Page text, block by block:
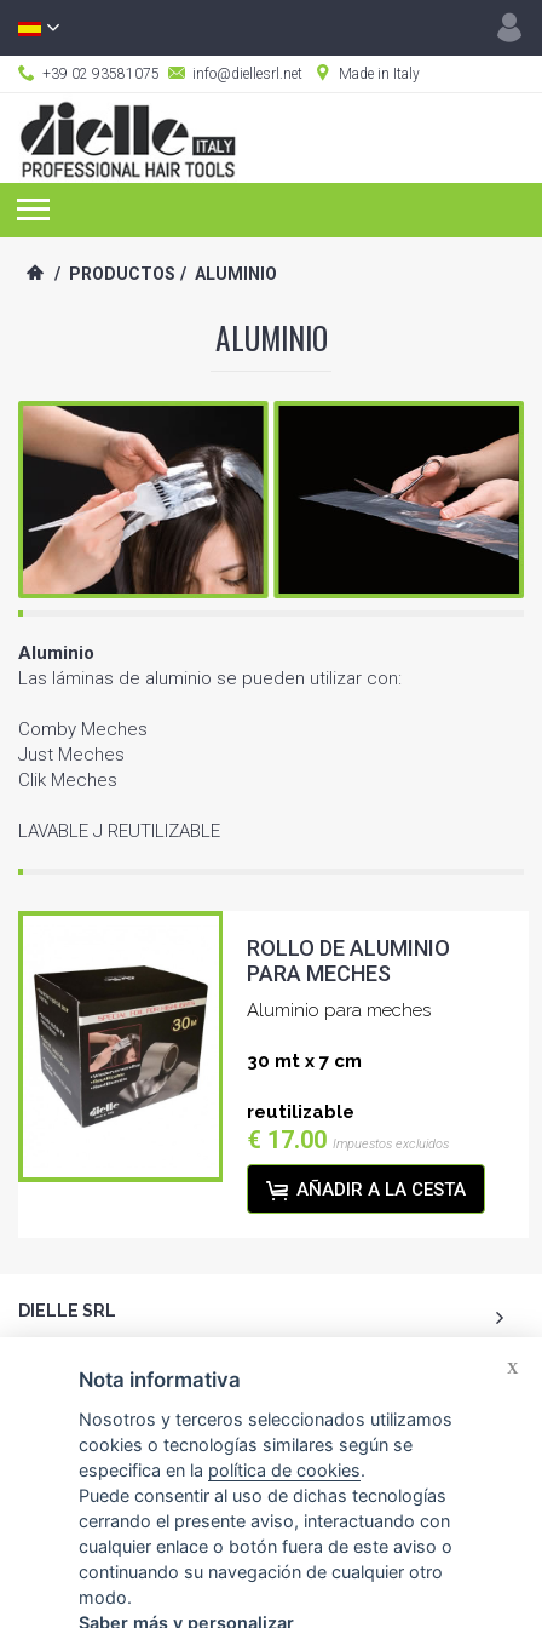
+39 02 93581075 info@diellesrl.net Made in Italy
/ PRODUCTOS / ALUMINIO
ALUMINIO
Aluminio
Las láminas de aluminio se pueden utilizar con:
Comby Meches
Just Meches
Clik Meches
LAVABLE J REUTILIZABLE
ROLLO DE ALUMINIO
PARA MECHES
Aluminio para meches
30 mt x 7 cm
reutilizable
€ 17.00 Impuestos excluidos
AÑADIR A LA CESTA
DIELLE SRL
ACCOUNT
ATENCIÓN AL CLIENTE
CONTACTOS
Nota informativa
Nosotros y terceros seleccionados utilizamos
cookies o tecnologías similares según se
especifica en la política de cookies.
Puede consentir al uso de dichas tecnologías
cerrando el presente aviso, interactuando con
cualquier enlace o botón fuera de este aviso o
continuando su navegación de cualquier otro
modo.
Saber más y personalizar
X